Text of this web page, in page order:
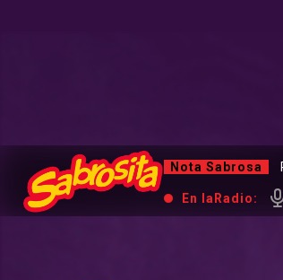
Nota Sabrosa
En la Radio: